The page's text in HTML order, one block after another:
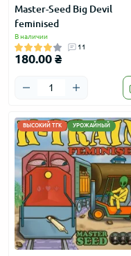
Master-Seed Big Devil
feminised
В наличии
11
180.00 ₴
ВЫСОКИЙ ТГК УРОЖАЙНЫЙ